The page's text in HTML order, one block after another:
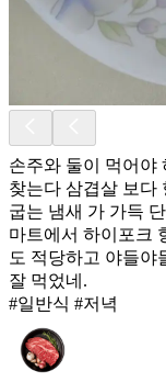
손주와 둘이 먹어야
찾는다 삼겹살 보다
굽는 냄새 가 가득
마트에서 하이포크
도 적당하고 야들야
잘 먹었네.
#일반식 #저녁